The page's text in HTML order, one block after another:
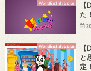
WorldEnglish.tv plus
た
WorldEnglish.tv plus
と
定！